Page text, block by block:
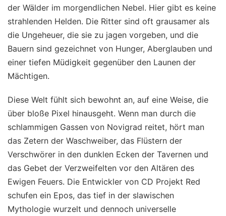
der Wälder im morgendlichen Nebel. Hier gibt es keine
strahlenden Helden. Die Ritter sind oft grausamer als
die Ungeheuer, die sie zu jagen vorgeben, und die
Bauern sind gezeichnet von Hunger, Aberglauben und
einer tiefen Müdigkeit gegenüber den Launen der
Mächtigen.
Diese Welt fühlt sich bewohnt an, auf eine Weise, die
über bloße Pixel hinausgeht. Wenn man durch die
schlammigen Gassen von Novigrad reitet, hört man
das Zetern der Waschweiber, das Flüstern der
Verschwörer in den dunklen Ecken der Tavernen und
das Gebet der Verzweifelten vor den Altären des
Ewigen Feuers. Die Entwickler von CD Projekt Red
schufen ein Epos, das tief in der slawischen
Mythologie wurzelt und dennoch universelle